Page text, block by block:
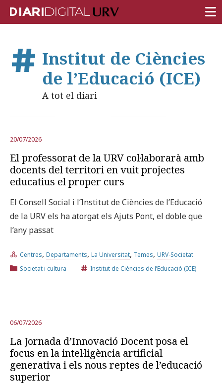
RECERCA
DOCÈNCIA
COMUNITAT URV
REPORTATGES
Més categories
Institut de Ciències
de l’Educació (ICE)
A tot el diari
20/07/2026
El professorat de la URV col·laborarà amb
docents del territori en vuit projectes
educatius el proper curs
El Consell Social i l’Institut de Ciències de l’Educació
de la URV els ha atorgat els Ajuts Pont, el doble que
l’any passat
Centres, Departaments, La Universitat, Temes, URV-Societat
Societat i cultura
Institut de Ciències de l’Educació (ICE)
06/07/2026
La Jornada d’Innovació Docent posa el
focus en la intel·ligència artificial
generativa i els nous reptes de l’educació
superior